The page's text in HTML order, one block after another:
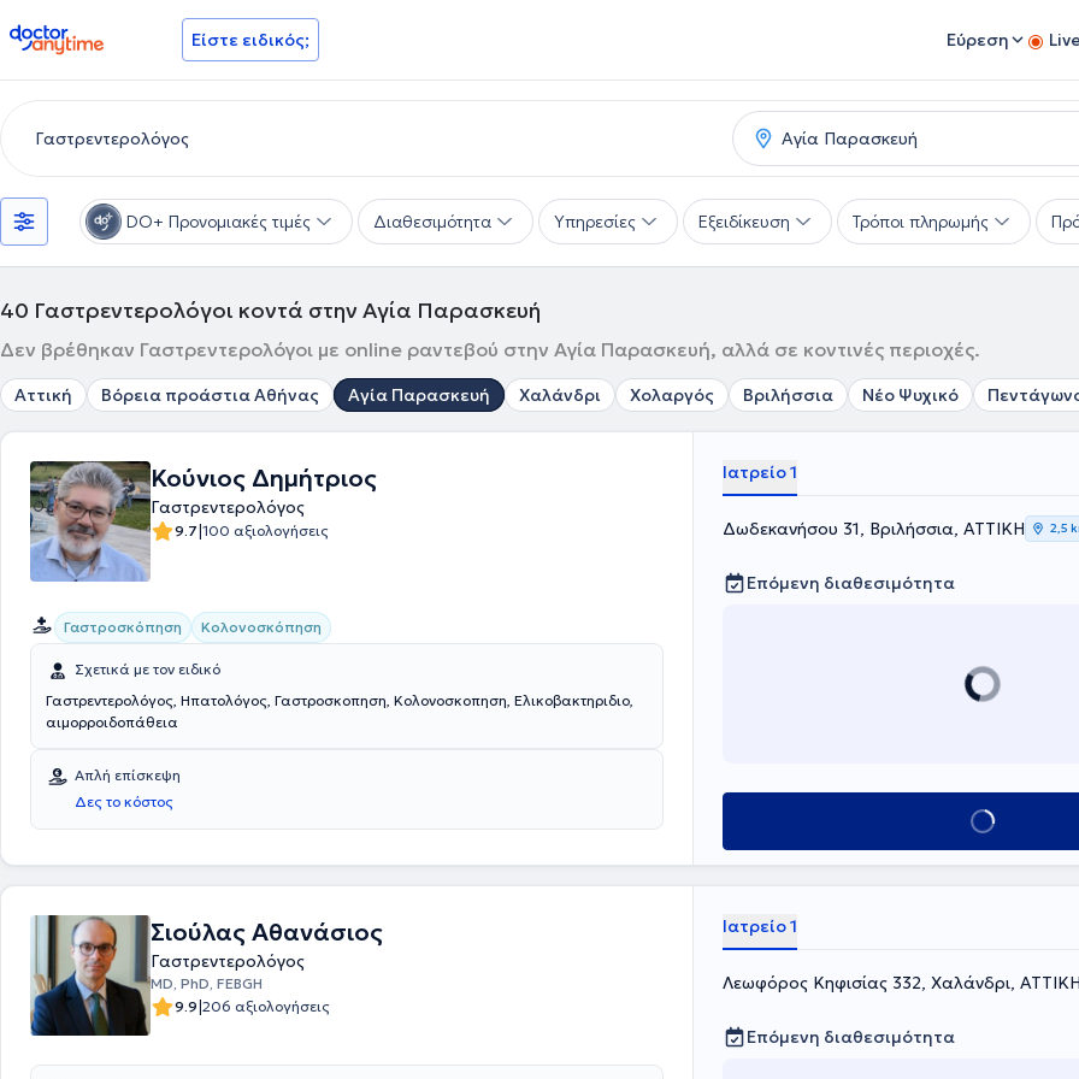
doctoranytime Είστε ειδικός; Εύρεση
DO+ Προνομιακές τιμές Διαθεσιμότητα Υπηρεσίες Εξειδίκευση Τρόποι πληρωμής
40 Γαστρεντερολόγοι κοντά στην Αγία Παρασκευή
Δεν βρέθηκαν Γαστρεντερολόγοι με online ραντεβού στην Αγία Παρασκευή, αλλά σε κοντινές περιοχές.
Αττική Βόρεια προάστια Αθήνας Αγία Παρασκευή Χαλάνδρι Χολαργός Βριλήσσια Νέο Ψυχικό
Κούνιος Δημήτριος
Γαστρεντερολόγος
9.7|100 αξιολογήσεις
Γαστροσκόπηση Κολονοσκόπηση
Σχετικά με τον ειδικό
Γαστρεντερολόγος, Ηπατολόγος, Γαστροσκοπηση, Κολονοσκοπηση, Ελικοβακτηριδιο,
αιμορροιδοπάθεια
Απλή επίσκεψη
Δες το κόστος
Ιατρείο 1
Δωδεκανήσου 31, Βριλήσσια, ΑΤΤΙΚΗ 2,5
Επόμενη διαθεσιμότητα
Κλείσε ραντεβού
Σιούλας Αθανάσιος
Γαστρεντερολόγος
MD, PhD, FEBGH
9.9|206 αξιολογήσεις
Ιατρείο 1
Λεωφόρος Κηφισίας 332, Χαλάνδρι, ΑΤΤΙΚΗ
Επόμενη διαθεσιμότητα